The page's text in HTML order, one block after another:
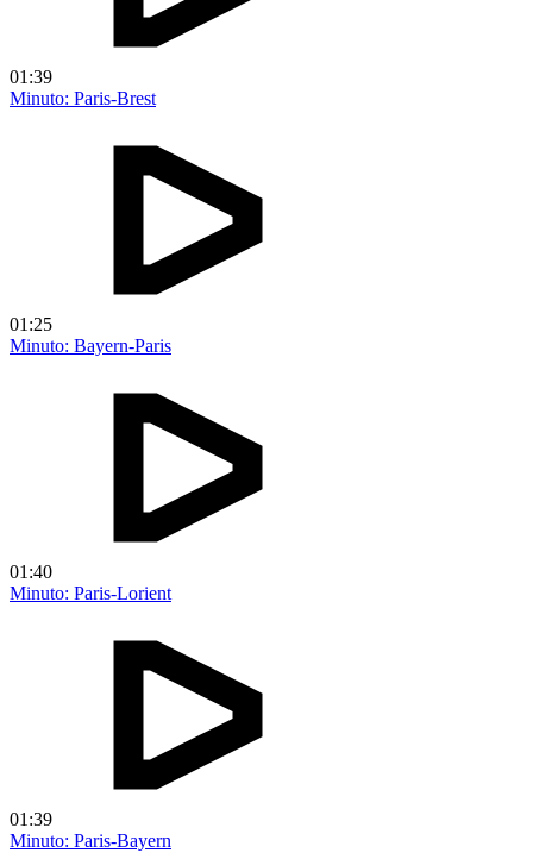
01:39
Minuto: Paris-Brest
01:25
Minuto: Bayern-Paris
01:40
Minuto: Paris-Lorient
01:39
Minuto: Paris-Bayern